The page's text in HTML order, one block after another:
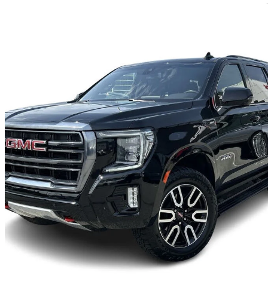
2022 GMC Yukon
AT4 4WD59 480 km
69 888 $ Affaire